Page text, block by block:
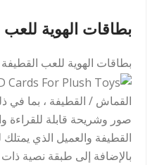
بطاقات الهوية للعب
بطاقات الهوية للعب القطيفة
القماش / القطيفة ، بما في
صور وشريحة قابلة للقراءة
القطيفة والعميل الذي
بالإضافة إلى طبقة نصية